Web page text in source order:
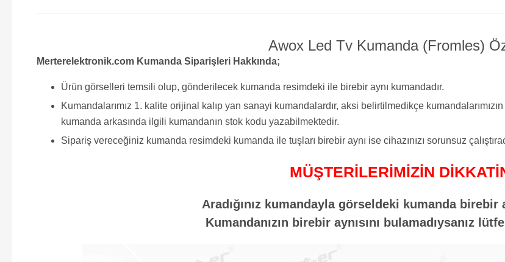
Awox Led Tv Kumanda (Fromles)
Merterelektronik.com Kumanda Siparişleri Hakkında;
Ürün görselleri temsili olup, gönderilecek kumanda resimdeki ile birebir aynı kumandadır.
Kumandalarımız 1. kalite orijinal kalıp yan sanayi kumandalardır, aksi belirtilmedikçe
kumanda arkasında ilgili kumandanın stok kodu yazabilmektedir.
Sipariş vereceğiniz kumanda resimdeki kumanda ile tuşları birebir aynı ise cihazınızı sorunsuz
MÜŞTERİLERİMİZİN
Aradığınız kumandayla görseldeki kumanda birebir
Kumandanızın birebir aynısını bulamadıysanız